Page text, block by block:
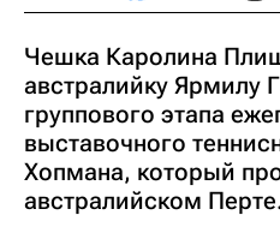
Чешка Каролина
австралийку Ярмилу
группового этапа
выставочного
Хопмана, который
австралийском